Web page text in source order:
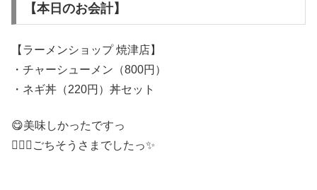
【本日のお会計】
【ラーメンショップ 焼津店】
・チャーシューメン（800円）
・ネギ丼（220円）丼セット
😋美味しかったですっ
🙇🏻‍♂️ごちそうさまでしたっ✨